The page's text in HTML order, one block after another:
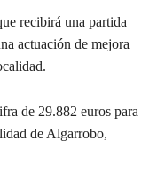
recibirá una partida
actuación de mejora
de 29.882 euros para
de Algarrobo,